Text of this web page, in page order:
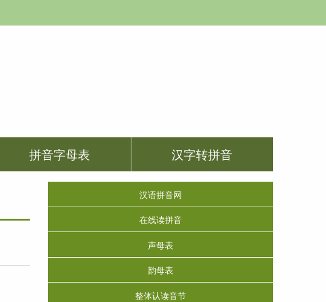
拼音字母表 汉字转拼音
汉语拼音网
在线读拼音
声母表
韵母表
整体认读音节